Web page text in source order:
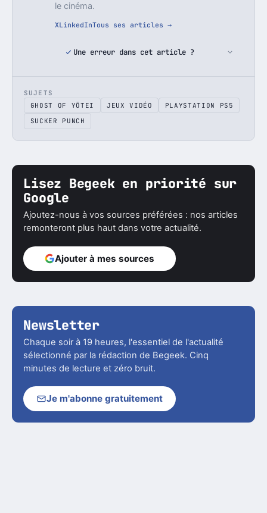
le cinéma.
XLinkedInTous ses articles →
Une erreur dans cet article ?
SUJETS
GHOST OF YŌTEI
JEUX VIDÉO
PLAYSTATION PS5
SUCKER PUNCH
Lisez Begeek en priorité sur
Google
Ajoutez-nous à vos sources préférées : nos articles
remonteront plus haut dans votre actualité.
Ajouter à mes sources
Newsletter
Chaque soir à 19 heures, l'essentiel de l'actualité
sélectionné par la rédaction de Begeek. Cinq
minutes de lecture et zéro bruit.
Je m'abonne gratuitement